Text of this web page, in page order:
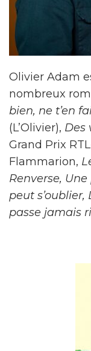
Olivier Adam
nombreux
bien, ne t’en
(L’Olivier), Des
Grand Prix
Flammarion,
Renverse,
peut s’oublier,
passe jamais